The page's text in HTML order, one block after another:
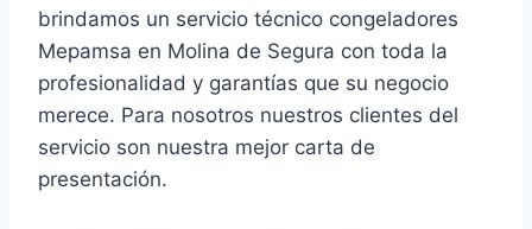
brindamos un servicio técnico congeladores
Mepamsa en Molina de Segura con toda la
profesionalidad y garantías que su negocio
merece. Para nosotros nuestros clientes del
servicio son nuestra mejor carta de
presentación.